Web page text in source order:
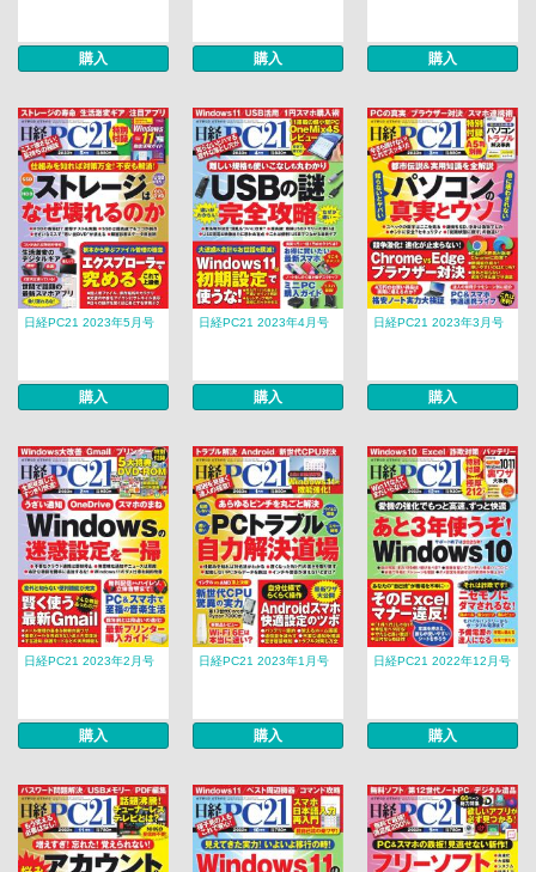
購入 購入 購入
日経PC21 2023年5月号
購入
日経PC21 2023年4月号
購入
日経PC21 2023年3月号
購入
日経PC21 2023年2月号
購入
日経PC21 2023年1月号
購入
日経PC21 2022年12月号
購入